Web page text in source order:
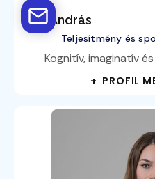
Kiss András
Teljesítmény és
Kognitív, imaginatív
+ PROFIL